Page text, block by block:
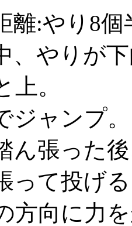
離:やり8個
、やりが
上。
ジャンプ
ん張った
って投げ
方向に力